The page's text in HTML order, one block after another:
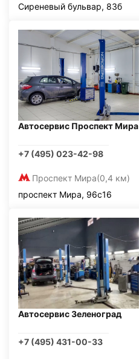
Сиреневый бульвар, 83б
Автосервис Проспект Мира
+7 (495) 023-42-98
Проспект Мира(0,4 км)
проспект Мира, 96с16
Автосервис Зеленоград
+7 (495) 431-00-33